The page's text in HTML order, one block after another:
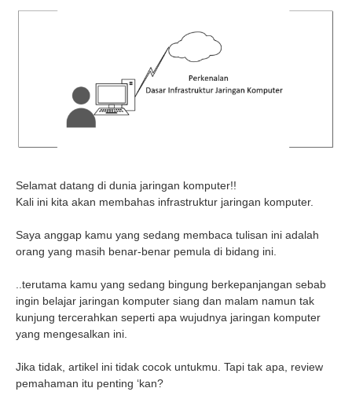
Selamat datang di dunia jaringan komputer!!
Kali ini kita akan membahas infrastruktur jaringan komputer.
Saya anggap kamu yang sedang membaca tulisan ini adalah
orang yang masih benar-benar pemula di bidang ini.
..terutama kamu yang sedang bingung berkepanjangan sebab
ingin belajar jaringan komputer siang dan malam namun tak
kunjung tercerahkan seperti apa wujudnya jaringan komputer
yang mengesalkan ini.
Jika tidak, artikel ini tidak cocok untukmu. Tapi tak apa, review
pemahaman itu penting ‘kan?